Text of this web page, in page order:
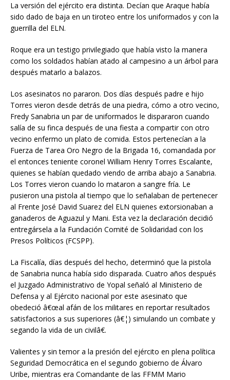
La versión del ejército era distinta. Decían que Araque había
sido dado de baja en un tiroteo entre los uniformados y con la
guerrilla del ELN.
Roque era un testigo privilegiado que había visto la manera
como los soldados habían atado al campesino a un árbol para
después matarlo a balazos.
Los asesinatos no pararon. Dos días después padre e hijo
Torres vieron desde detrás de una piedra, cómo a otro vecino,
Fredy Sanabria un par de uniformados le dispararon cuando
salía de su finca después de una fiesta a compartir con otro
vecino enfermo un plato de comida. Estos pertenecían a la
Fuerza de Tarea Oro Negro de la Brigada 16, comandada por
el entonces teniente coronel William Henry Torres Escalante,
quienes se habían quedado viendo de arriba abajo a Sanabria.
Los Torres vieron cuando lo mataron a sangre fría. Le
pusieron una pistola al tiempo que lo señalaban de pertenecer
al Frente José David Suarez del ELN quienes extorsionaban a
ganaderos de Aguazul y Mani. Esta vez la declaración decidió
entregársela a la Fundación Comité de Solidaridad con los
Presos Políticos (FCSPP).
La Fiscalía, días después del hecho, determinó que la pistola
de Sanabria nunca había sido disparada. Cuatro años después
el Juzgado Administrativo de Yopal señaló al Ministerio de
Defensa y al Ejército nacional por este asesinato que
obedeció â€œal afán de los militares en reportar resultados
satisfactorios a sus superiores (â€¦) simulando un combate y
segando la vida de un civilâ€.
Valientes y sin temor a la presión del ejército en plena política
Seguridad Democrática en el segundo gobierno de Álvaro
Uribe, mientras era Comandante de las FFMM Mario